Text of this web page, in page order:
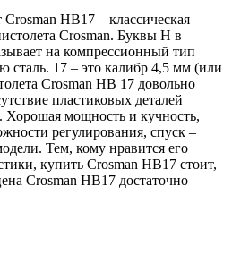
HB17 – классическая
Crosman. Буквы H в
на компрессионный тип
сталь. 17 – это калибр 4,5 мм (или
Crosman HB 17 довольно
пластиковых деталей
мощность и кучность,
регулирования, спуск –
Тем, кому нравится его
купить Crosman HB17 стоит,
Crosman HB17 достаточно